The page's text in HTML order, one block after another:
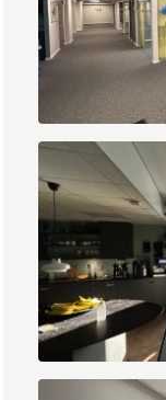
IMG_2014.jpg
IMG_2016.jpg